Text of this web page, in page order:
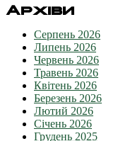
Архіви
Серпень 2026
Липень 2026
Червень 2026
Травень 2026
Квітень 2026
Березень 2026
Лютий 2026
Січень 2026
Грудень 2025